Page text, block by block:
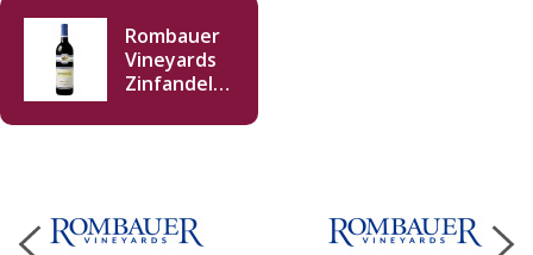
Rombauer
Vineyards
Zinfandel
Magnum